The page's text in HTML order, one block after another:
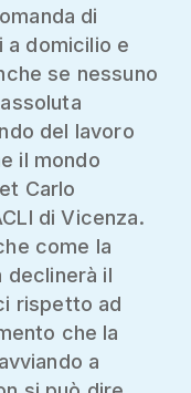
di
a domicilio e
se nessuno
del lavoro
il mondo
Carlo
di Vicenza.
come la
declinerà il
rispetto ad
che la
a